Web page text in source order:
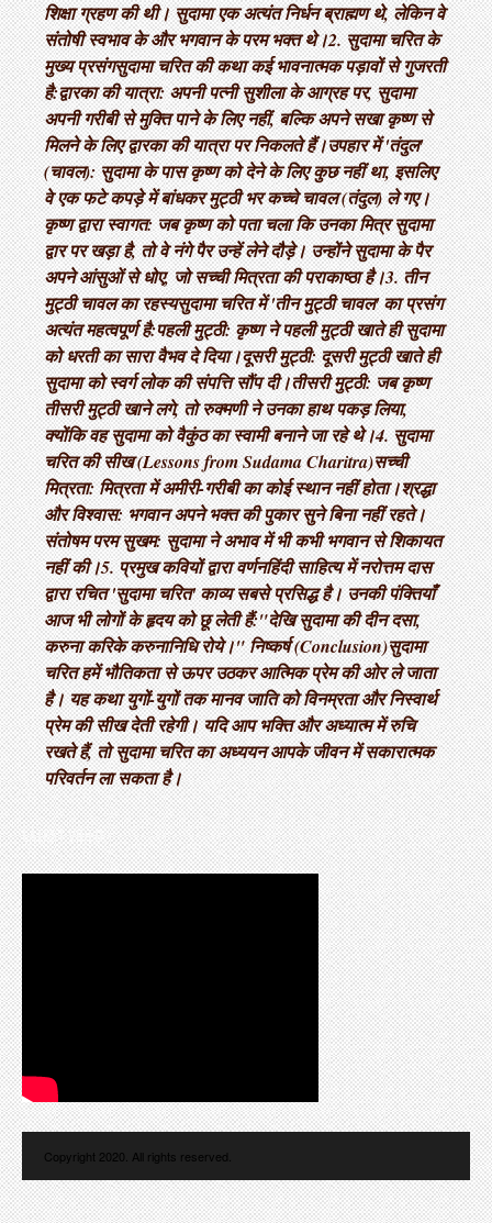
शिक्षा ग्रहण की थी। सुदामा एक अत्यंत निर्धन ब्राह्मण थे, लेकिन वे
संतोषी स्वभाव के और भगवान के परम भक्त थे। ​2. सुदामा चरित के
मुख्य प्रसंग ​सुदामा चरित की कथा कई भावनात्मक पड़ावों से गुजरती
है: ​द्वारका की यात्रा: अपनी पत्नी सुशीला के आग्रह पर, सुदामा
अपनी गरीबी से मुक्ति पाने के लिए नहीं, बल्कि अपने सखा कृष्ण से
मिलने के लिए द्वारका की यात्रा पर निकलते हैं। ​उपहार में 'तंदुल'
(चावल): सुदामा के पास कृष्ण को देने के लिए कुछ नहीं था, इसलिए
वे एक फटे कपड़े में बांधकर मुट्ठी भर कच्चे चावल (तंदुल) ले गए। ​
कृष्ण द्वारा स्वागत: जब कृष्ण को पता चला कि उनका मित्र सुदामा
द्वार पर खड़ा है, तो वे नंगे पैर उन्हें लेने दौड़े। उन्होंने सुदामा के पैर
अपने आंसुओं से धोए, जो सच्ची मित्रता की पराकाष्ठा है। ​3. तीन
मुट्ठी चावल का रहस्य ​सुदामा चरित में 'तीन मुट्ठी चावल' का प्रसंग
अत्यंत महत्वपूर्ण है: ​पहली मुट्ठी: कृष्ण ने पहली मुट्ठी खाते ही सुदामा
को धरती का सारा वैभव दे दिया। ​दूसरी मुट्ठी: दूसरी मुट्ठी खाते ही
सुदामा को स्वर्ग लोक की संपत्ति सौंप दी। ​तीसरी मुट्ठी: जब कृष्ण
तीसरी मुट्ठी खाने लगे, तो रुक्मणी ने उनका हाथ पकड़ लिया,
क्योंकि वह सुदामा को वैकुंठ का स्वामी बनाने जा रहे थे। ​4. सुदामा
चरित की सीख (Lessons from Sudama Charitra) ​सच्ची
मित्रता: मित्रता में अमीरी-गरीबी का कोई स्थान नहीं होता। ​श्रद्धा
और विश्वास: भगवान अपने भक्त की पुकार सुने बिना नहीं रहते। ​
संतोषम परम सुखम: सुदामा ने अभाव में भी कभी भगवान से शिकायत
नहीं की। ​5. प्रमुख कवियों द्वारा वर्णन ​हिंदी साहित्य में नरोत्तम दास
द्वारा रचित 'सुदामा चरित' काव्य सबसे प्रसिद्ध है। उनकी पंक्तियाँ
आज भी लोगों के हृदय को छू लेती हैं: ​"देखि सुदामा की दीन दसा,
करुना करिके करुनानिधि रोये।" निष्कर्ष (Conclusion) ​सुदामा
चरित हमें भौतिकता से ऊपर उठकर आत्मिक प्रेम की ओर ले जाता
है। यह कथा युगों-युगों तक मानव जाति को विनम्रता और निस्वार्थ
प्रेम की सीख देती रहेगी। यदि आप भक्ति और अध्यात्म में रुचि
रखते हैं, तो सुदामा चरित का अध्ययन आपके जीवन में सकारात्मक
परिवर्तन ला सकता है।
LATEST VIDEO
Copyright 2020. All rights reserved.